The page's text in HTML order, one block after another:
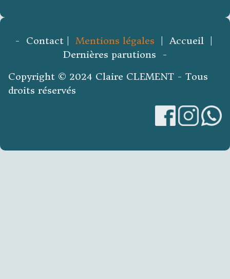
- Contact | Mentions légales | Accueil |
Dernières parutions -
Copyright © 2024 Claire CLEMENT - Tous
droits réservés